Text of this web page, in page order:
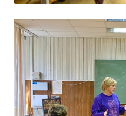
Структура и органы
организацией
Документы
Образование
Образовательные
Руководство